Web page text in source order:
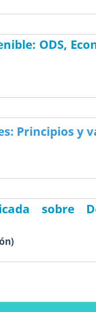
ODS,
Principios y
sobre